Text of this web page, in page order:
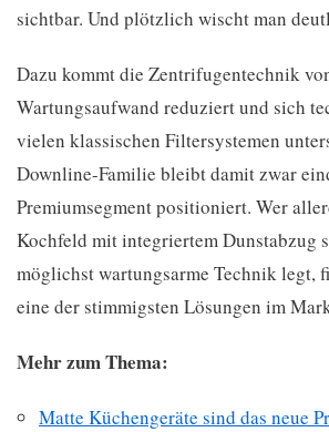
sichtbar. Und plötzlich wischt man
Dazu kommt die Zentrifugentechnik
Wartungsaufwand reduziert und sich
vielen klassischen Filtersystemen
Downline-Familie bleibt damit zwar
Premiumsegment positioniert. Wer
Kochfeld mit integriertem Dunstabzug
möglichst wartungsarme Technik legt,
eine der stimmigsten Lösungen im
Mehr zum Thema:
Matte Küchengeräte sind das neue